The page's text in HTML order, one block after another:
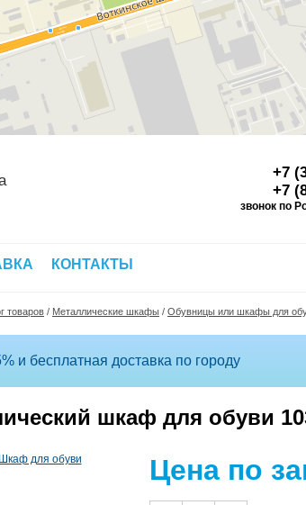
+7
+7
звонок по
КОНТАКТЫ
товаров / Металлические шкафы / Обувницы или шкафы для
и бесплатная доставка по городу
шкаф для обуви
Цена по